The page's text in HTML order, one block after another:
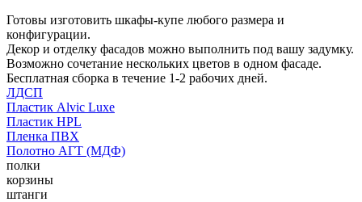
Готовы изготовить шкафы-купе любого размера и
конфигурации.
Декор и отделку фасадов можно выполнить под вашу задумку.
Возможно сочетание нескольких цветов в одном фасаде.
Бесплатная сборка в течение 1-2 рабочих дней.
ЛДСП
Пластик Alvic Luxe
Пластик HPL
Пленка ПВХ
Полотно АГТ (МДФ)
полки
корзины
штанги